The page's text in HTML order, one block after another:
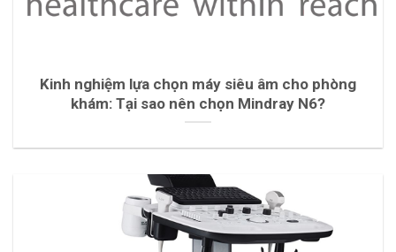
Kinh nghiệm lựa chọn máy siêu âm cho phòng
khám: Tại sao nên chọn Mindray N6?